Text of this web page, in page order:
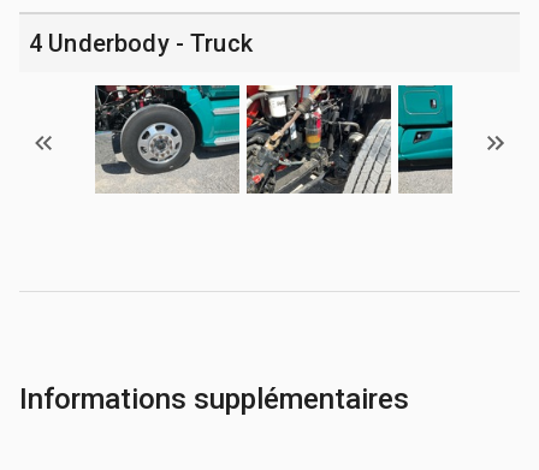
4 Underbody - Truck
Informations supplémentaires